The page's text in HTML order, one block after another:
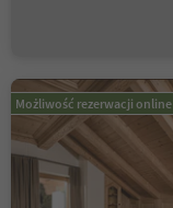
Możliwość rezerwacji online